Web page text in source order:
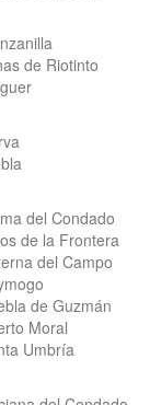
de Riotinto
del Condado
de la Frontera
del Campo
de Guzmán
Moral
Umbría